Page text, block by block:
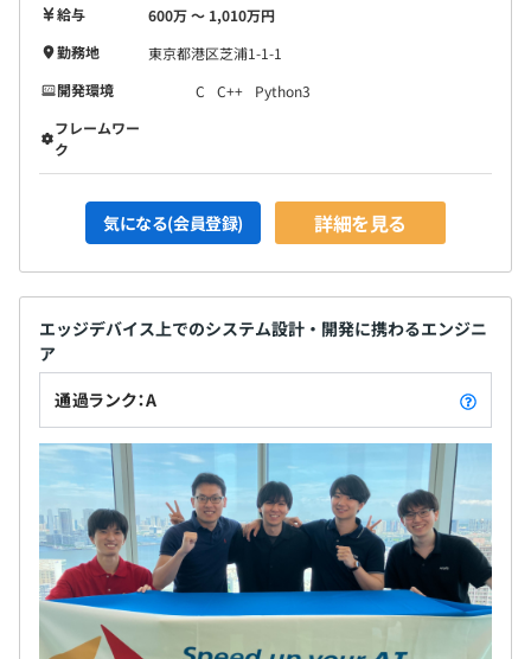
給与
600万 〜 1,010万円
勤務地
東京都港区芝浦1-1-1
開発環境
C C++
Python3
フレームワー
ク
気になる(会員登録) 詳細を見る
エッジデバイス上でのシステム設計・開発に携わるエンジニ
ア
通過ランク：A